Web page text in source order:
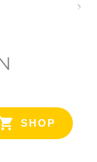
SHOP